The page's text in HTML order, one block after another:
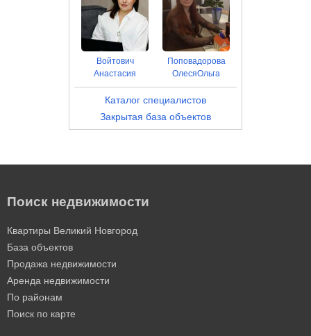
Войтович
Анастасия
Поповадорова
ОлесяОльга
Каталог специалистов
Закрытая база объектов
Поиск недвижимости
Квартиры Великий Новгород
База объектов
Продажа недвижимости
Аренда недвижимости
По районам
Поиск по карте